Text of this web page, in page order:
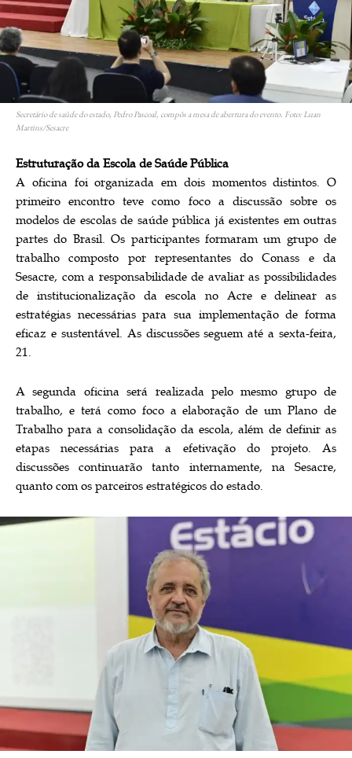
Secretário de saúde do estado, Pedro Pascoal, compôs a mesa de abertura do evento. Foto: Luan
Martins/Sesacre
Estruturação da Escola de Saúde Pública
A oficina foi organizada em dois momentos distintos. O
primeiro encontro teve como foco a discussão sobre os
modelos de escolas de saúde pública já existentes em outras
partes do Brasil. Os participantes formaram um grupo de
trabalho composto por representantes do Conass e da
Sesacre, com a responsabilidade de avaliar as possibilidades
de institucionalização da escola no Acre e delinear as
estratégias necessárias para sua implementação de forma
eficaz e sustentável. As discussões seguem até a sexta-feira,
21.
A segunda oficina será realizada pelo mesmo grupo de
trabalho, e terá como foco a elaboração de um Plano de
Trabalho para a consolidação da escola, além de definir as
etapas necessárias para a efetivação do projeto. As
discussões continuarão tanto internamente, na Sesacre,
quanto com os parceiros estratégicos do estado.